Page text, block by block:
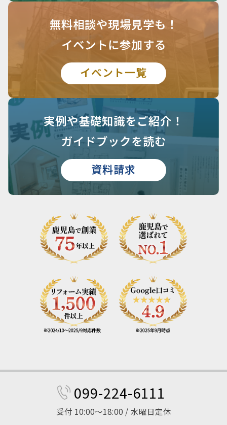
無料相談や現場見学も！
イベントに参加する
イベント一覧
実例や基礎知識をご紹介！
ガイドブックを読む
資料請求
099-224-6111
受付 10:00～18:00 / 水曜日定休